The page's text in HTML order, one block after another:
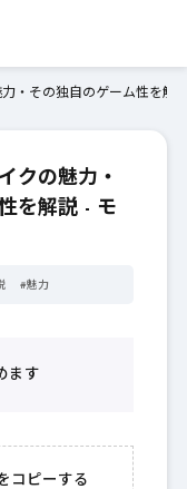
・その独自のゲーム性を解
クの魅力・
を解説 - モ
#魅力
ます
コピーする